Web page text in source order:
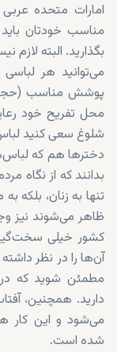
امارات متحده
مناسب خودتان
بگذارید. البته
می‌توانید هر
پوشش مناسب
محل تفریح خود
شلوغ سعی کنید
دخترها هم که
بدانند که از نگاه
تنها به زنان، بلکه
ظاهر می‌شوند نیز
کشور خیلی
آن‌ها را در نظر
مطمئن شوید که
دارید. همچنین،
می‌شود و این کار
شده است.